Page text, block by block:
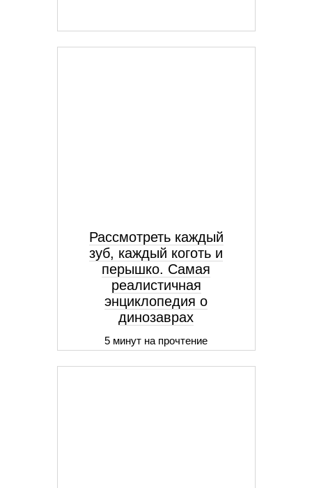
Рассмотреть каждый
зуб, каждый коготь и
перышко. Самая
реалистичная
энциклопедия о
динозаврах
5 минут на прочтение